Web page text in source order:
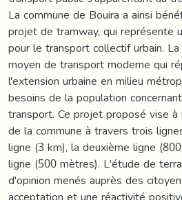
La commune de Bouira a ainsi
projet de tramway, qui représente
pour le transport collectif urbain.
moyen de transport moderne qui
l'extension urbaine en milieu
besoins de la population
transport. Ce projet proposé vise
de la commune à travers trois
ligne (3 km), la deuxième ligne
ligne (500 mètres). L'étude de
d'opinion menés auprès des